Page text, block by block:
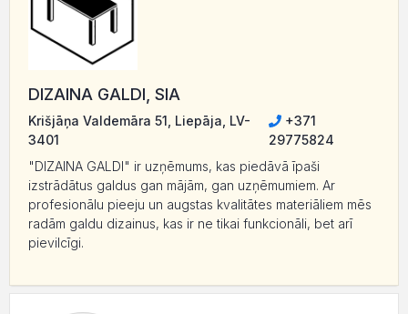
DIZAINA GALDI, SIA
Krišjāņa Valdemāra 51, Liepāja, LV-
3401
+371
29775824
"DIZAINA GALDI" ir uzņēmums, kas piedāvā īpaši
izstrādātus galdus gan mājām, gan uzņēmumiem. Ar
profesionālu pieeju un augstas kvalitātes materiāliem mēs
radām galdu dizainus, kas ir ne tikai funkcionāli, bet arī
pievilcīgi.